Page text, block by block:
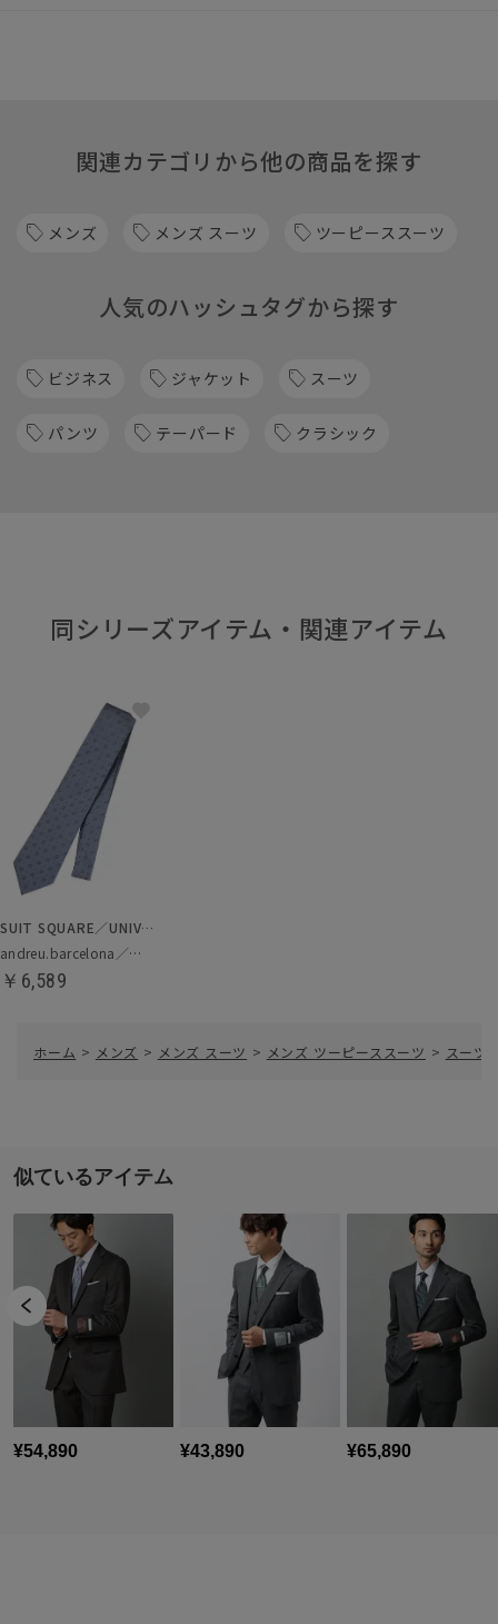
関連カテゴリから他の商品を探す
メンズ メンズ スーツ ツーピーススーツ
人気のハッシュタグから探す
ビジネス ジャケット スーツ
パンツ テーパード クラシック
同シリーズアイテム・関連アイテム
SUIT SQUARE／UNIVERSAL LANGUAGE
andreu.barcelona／ネクタイ
￥6,589
ホーム > メンズ > メンズ スーツ > メンズ ツーピーススーツ > スーツ